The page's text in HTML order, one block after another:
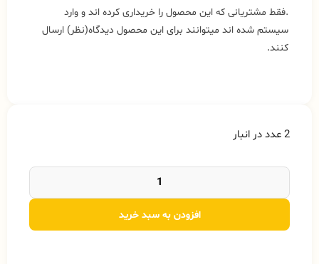
.فقط مشتریانی که این محصول را خریداری کرده اند و وارد
سیستم شده اند میتوانند برای این محصول دیدگاه(نظر) ارسال
کنند.
2 عدد در انبار
افزودن به سبد خرید